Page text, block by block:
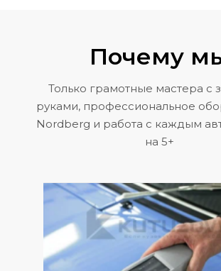
Почему
Только грамотные мастера с
руками, профессиональное
Nordberg и работа с каждым
на 5+